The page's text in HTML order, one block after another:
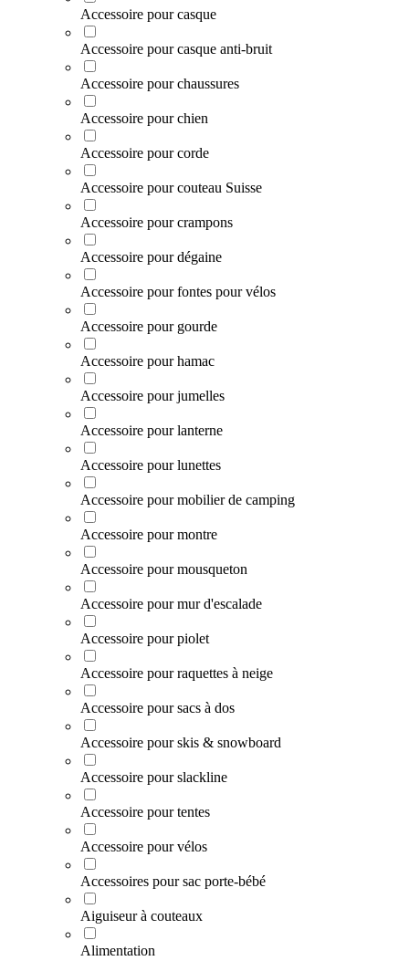
Accessoire pour casque
Accessoire pour casque anti-bruit
Accessoire pour chaussures
Accessoire pour chien
Accessoire pour corde
Accessoire pour couteau Suisse
Accessoire pour crampons
Accessoire pour dégaine
Accessoire pour fontes pour vélos
Accessoire pour gourde
Accessoire pour hamac
Accessoire pour jumelles
Accessoire pour lanterne
Accessoire pour lunettes
Accessoire pour mobilier de camping
Accessoire pour montre
Accessoire pour mousqueton
Accessoire pour mur d'escalade
Accessoire pour piolet
Accessoire pour raquettes à neige
Accessoire pour sacs à dos
Accessoire pour skis & snowboard
Accessoire pour slackline
Accessoire pour tentes
Accessoire pour vélos
Accessoires pour sac porte-bébé
Aiguiseur à couteaux
Alimentation